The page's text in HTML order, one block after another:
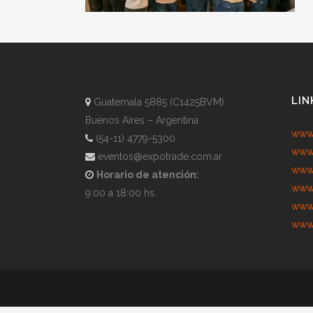
Guatemala 5885 (C1425BVM)
Buenos Aires – Argentina
(54-11) 4779-5300
eventos@expotrade.com.ar
Horario de atención:
9:00 a 18:00 hs.